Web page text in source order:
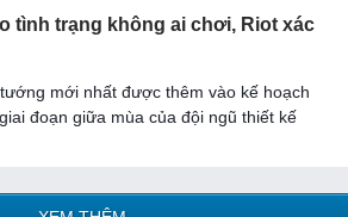
tình trạng không ai chơi, Riot xác
mới nhất được thêm vào kế hoạch
đoạn giữa mùa của đội ngũ thiết kế